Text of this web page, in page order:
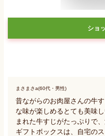
ショ
まさまさa(60代・男性)
昔ながらのお肉屋さんの牛
な味が楽しめるとても美味
まれた牛すじがたっぷりで
ギフトボックスは、自宅の